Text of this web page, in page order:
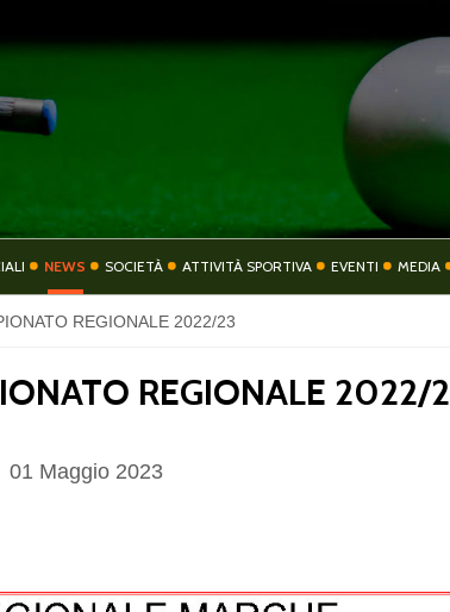
COMITATI
NEWS SOCIETÀ ATTIVITÀ SPORTIVA EVENTI MEDIA
REGIONALE 2022/23
REGIONALE 2022/
01 Maggio 2023